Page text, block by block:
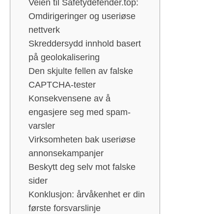
Veien til Safetydefender.top:
Omdirigeringer og useriøse
nettverk
Skreddersydd innhold basert
på geolokalisering
Den skjulte fellen av falske
CAPTCHA-tester
Konsekvensene av å
engasjere seg med spam-
varsler
Virksomheten bak useriøse
annonsekampanjer
Beskytt deg selv mot falske
sider
Konklusjon: årvåkenhet er din
første forsvarslinje